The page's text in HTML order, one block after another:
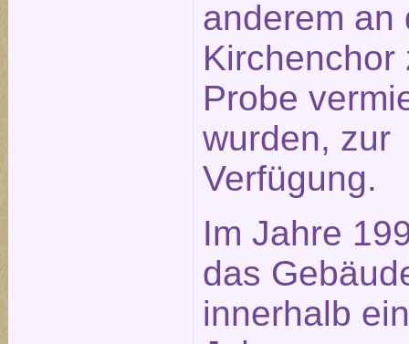
anderem an
Kirchenchor
Probe
wurden, zur
Verfügung.
Im Jahre
das
innerhalb